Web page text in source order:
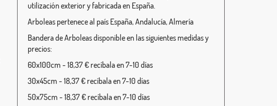
utilización exterior y fabricada en España.
Arboleas pertenece al país España, Andalucía, Almería
Bandera de Arboleas disponible en las siguientes medidas y
precios:
60x100cm - 18,37 € recíbala en 7-10 días
30x45cm - 18,37 € recíbala en 7-10 días
50x75cm - 18,37 € recíbala en 7-10 días